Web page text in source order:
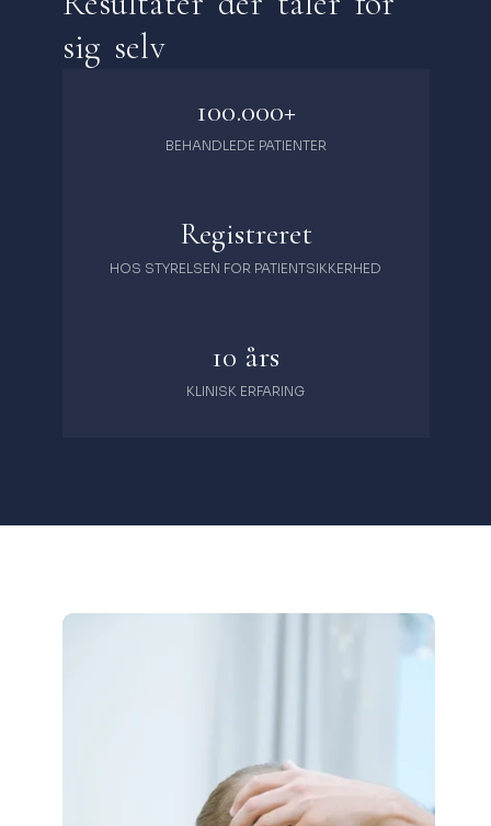
sig selv
100.000+
BEHANDLEDE PATIENTER
Registreret
HOS STYRELSEN FOR PATIENTSIKKERHED
10 års
KLINISK ERFARING